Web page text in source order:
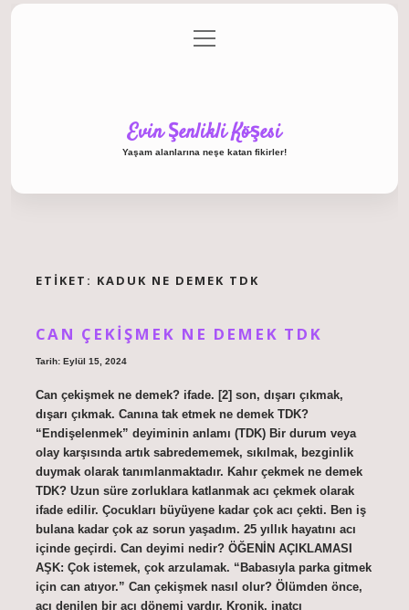
Gizlilik Politikası
menüyü
aç
Evin Şenlikli Köşesi
Yaşam alanlarına neşe katan fikirler!
ETIKET: KADUK NE DEMEK TDK
CAN ÇEKIŞMEK NE DEMEK TDK
Tarih: Eylül 15, 2024
Can çekişmek ne demek? ifade. [2] son, dışarı çıkmak,
dışarı çıkmak. Canına tak etmek ne demek TDK?
“Endişelenmek” deyiminin anlamı (TDK) Bir durum veya
olay karşısında artık sabredememek, sıkılmak, bezginlik
duymak olarak tanımlanmaktadır. Kahır çekmek ne demek
TDK? Uzun süre zorluklara katlanmak acı çekmek olarak
ifade edilir. Çocukları büyüyene kadar çok acı çekti. Ben iş
bulana kadar çok az sorun yaşadım. 25 yıllık hayatını acı
içinde geçirdi. Can deyimi nedir? ÖĞENİN AÇIKLAMASI
AŞK: Çok istemek, çok arzulamak. “Babasıyla parka gitmek
için can atıyor.” Can çekişmek nasıl olur? Ölümden önce,
acı denilen bir acı dönemi vardır. Kronik, inatçı